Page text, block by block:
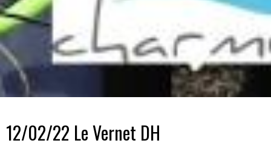
12/02/22 Le Vernet DH